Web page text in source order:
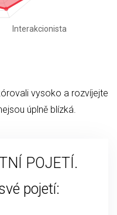
vysoko a rozvíjejte
úplně blízká.
POJETÍ.
pojetí: